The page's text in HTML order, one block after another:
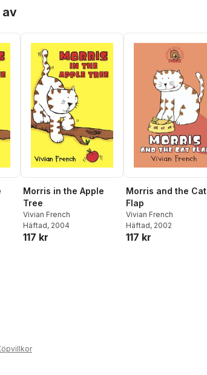
av
Morris in the Apple
Tree
Vivian French
Häftad, 2004
117 kr
Morris and the Cat
Flap
Vivian French
Häftad, 2002
117 kr